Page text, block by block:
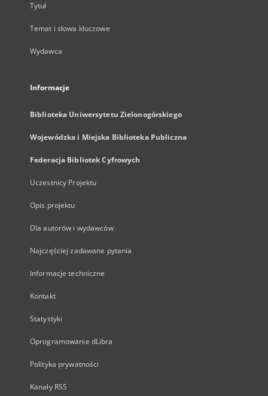
Tytuł
Temat i słowa kluczowe
Wydawca
Informacje
Biblioteka Uniwersytetu Zielonogórskiego
Wojewódzka i Miejska Biblioteka Publiczna
Federacja Bibliotek Cyfrowych
Uczestnicy Projektu
Opis projektu
Dla autorów i wydawców
Najczęściej zadawane pytania
Informacje techniczne
Kontakt
Statystyki
Oprogramowanie dLibra
Polityka prywatności
Kanały RSS